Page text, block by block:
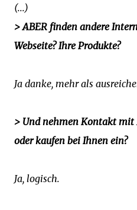
(...)
> ABER finden andere
Webseite? Ihre Produkte?
Ja danke, mehr als
> Und nehmen Kontakt mit
oder kaufen bei Ihnen ein?
Ja, logisch.